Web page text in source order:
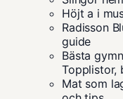
Höjt a i
Radisson
guide
Bästa
Topplistor,
Mat som